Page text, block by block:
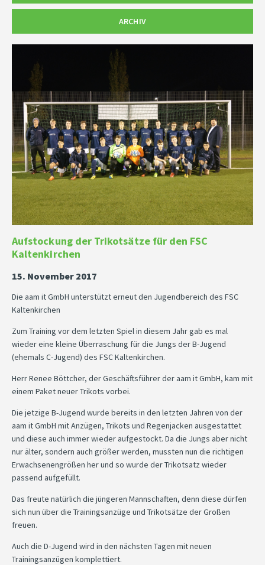
ARCHIV
Aufstockung der Trikotsätze für den FSC
Kaltenkirchen
15. November 2017
Die aam it GmbH unterstützt erneut den Jugendbereich des FSC
Kaltenkirchen
Zum Training vor dem letzten Spiel in diesem Jahr gab es mal
wieder eine kleine Überraschung für die Jungs der B-Jugend
(ehemals C-Jugend) des FSC Kaltenkirchen.
Herr Renee Böttcher, der Geschäftsführer der aam it GmbH, kam mit
einem Paket neuer Trikots vorbei.
Die jetzige B-Jugend wurde bereits in den letzten Jahren von der
aam it GmbH mit Anzügen, Trikots und Regenjacken ausgestattet
und diese auch immer wieder aufgestockt. Da die Jungs aber nicht
nur älter, sondern auch größer werden, mussten nun die richtigen
Erwachsenengrößen her und so wurde der Trikotsatz wieder
passend aufgefüllt.
Das freute natürlich die jüngeren Mannschaften, denn diese dürfen
sich nun über die Trainingsanzüge und Trikotsätze der Großen
freuen.
Auch die D-Jugend wird in den nächsten Tagen mit neuen
Trainingsanzügen komplettiert.